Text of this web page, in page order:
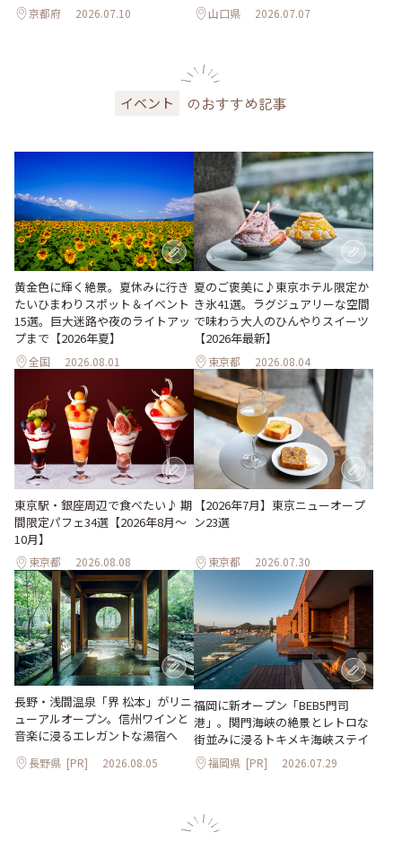
京都府 2026.07.10 山口県 2026.07.07
イベント のおすすめ記事
黄金色に輝く絶景。夏休みに行き
たいひまわりスポット＆イベント
15選。巨大迷路や夜のライトアッ
プまで【2026年夏】
全国 2026.08.01
夏のご褒美に♪東京ホテル限定か
き氷41選。ラグジュアリーな空間
で味わう大人のひんやりスイーツ
【2026年最新】
東京都 2026.08.04
東京駅・銀座周辺で食べたい♪ 期
間限定パフェ34選【2026年8月～
10月】
東京都 2026.08.08
【2026年7月】東京ニューオープ
ン23選
東京都 2026.07.30
長野・浅間温泉「界 松本」がリニ
ューアルオープン。信州ワインと
音楽に浸るエレガントな湯宿へ
長野県 [PR] 2026.08.05
福岡に新オープン「BEB5門司
港」。関門海峡の絶景とレトロな
街並みに浸るトキメキ海峡ステイ
福岡県 [PR] 2026.07.29